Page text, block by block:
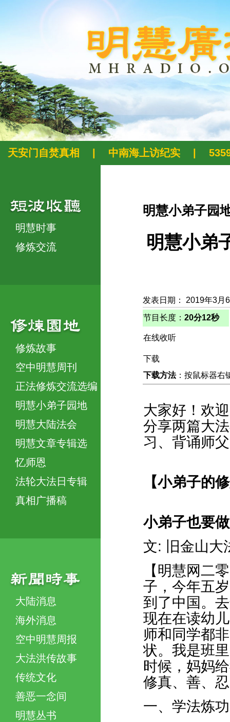
天安门自焚真相 中南海上访纪实
明慧时事
修炼交流
修炼故事
空中明慧周刊
正法修炼交流选编
明慧小弟子园地
明慧大陆法会
明慧文章专辑选
忆师恩
法轮大法日专辑
真相广播稿
大陆消息
海外消息
空中明慧周报
大法洪传故事
传统文化
善恶一念间
明慧丛书
明慧小弟子园
明慧小弟
发表日期： 2019年3月
节目长度： 20分12秒
在线收听
下载
下载方法：按鼠标器右
大家好！欢
分享两篇大
习、背诵师
【小弟子的
小弟子也要
文: 旧金山大
【明慧网二
子，今年五
到了中国。
现在在读幼
师和同学都
状。我是班
时候，妈妈
修真、善、
一、学法炼功